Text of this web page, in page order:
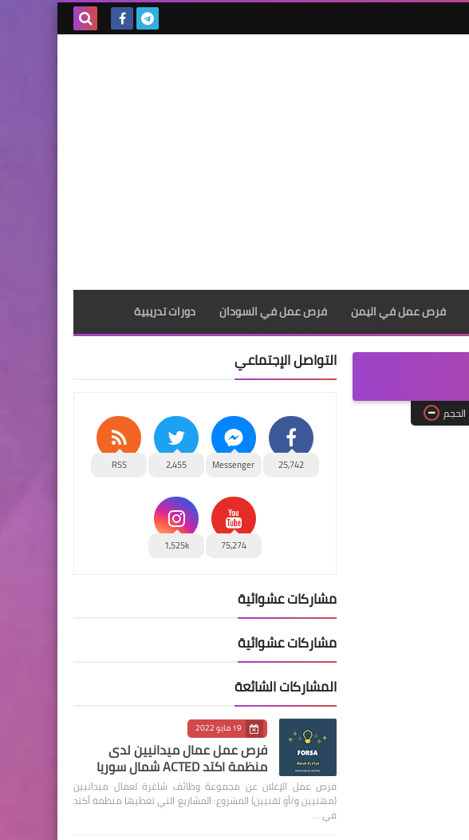
فرص عمل في اليمن فرص عمل في السودان دورات تدريبية
الحجم
التواصل الإجتماعي
25,742
Messenger
2,455
RSS
75,274
1,525k
مشاركات عشوائية
مشاركات عشوائية
المشاركات الشائعة
19 مايو 2022
فرص عمل عمال ميدانيين لدى
منظمة اكتد ACTED شمال سوريا
فرص عمل الإعلان عن مجموعة وظائف شاغرة لعمال ميدانيين
(مهنيين و/أو تقنيين) المشروع: المشاريع التي تغطيها منظمة أكتد
في …